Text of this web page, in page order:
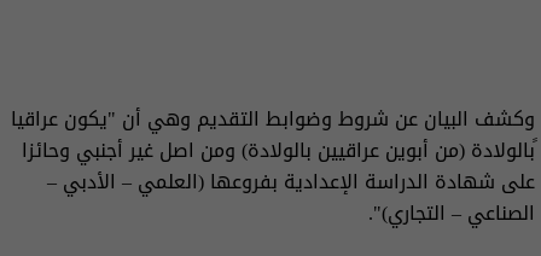
وكشف البيان عن شروط وضوابط التقديم وهي أن "يكون عراقيا
ًبالولادة (من أبوين عراقيين بالولادة) ومن اصل غير أجنبي وحائزا
على شهادة الدراسة الإعدادية بفروعها (العلمي – الأدبي –
الصناعي – التجاري)".